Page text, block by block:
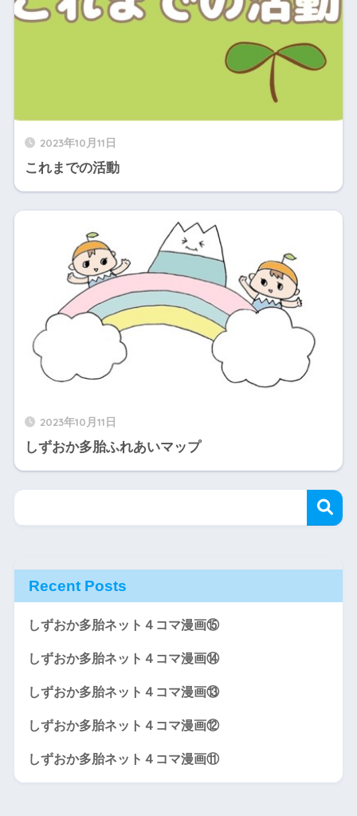
2023年10月11日
これまでの活動
2023年10月11日
しずおか多胎ふれあいマップ
Recent Posts
しずおか多胎ネット４コマ漫画⑮
しずおか多胎ネット４コマ漫画⑭
しずおか多胎ネット４コマ漫画⑬
しずおか多胎ネット４コマ漫画⑫
しずおか多胎ネット４コマ漫画⑪